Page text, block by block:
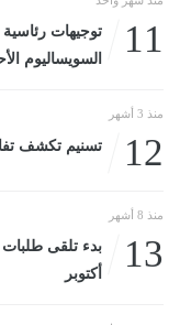
11
توجيهات
السويساليوم الأحد، 28 يونيو 2026
منذ 3 أشهر
12 تسنيم تكشف
منذ 8 أشهر
13
أكتوبر